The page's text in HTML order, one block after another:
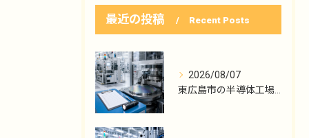
最近の投稿 Recent Posts
2026/08/07
東広島市の半導体工場勤務、点検記録の読み方